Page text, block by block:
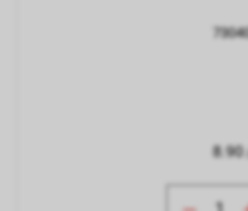
8.90